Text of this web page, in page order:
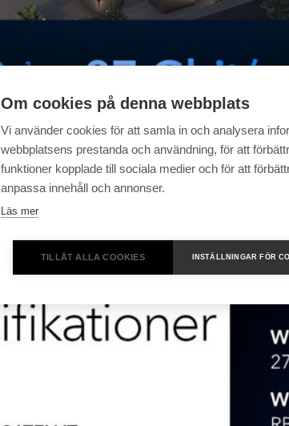
Om cookies på denna webbplats
Vi använder cookies för att samla in och analysera
webbplatsens prestanda och användning, för att
funktioner kopplade till sociala medier och för att
anpassa innehåll och annonser.
Läs mer
TILLÅT ALLA COOKIES INSTÄLLNINGAR FÖR